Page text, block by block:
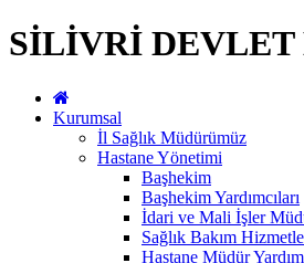
SİLİVRİ DEVLET
Kurumsal
İl Sağlık Müdürümüz
Hastane Yönetimi
Başhekim
Başhekim Yardımcıları
İdari ve Mali İşler
Sağlık Bakım
Hastane Müdür